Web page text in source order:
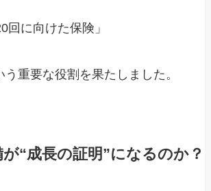
回に向けた保険」
う重要な役割を果たしました。
“成長の証明”になるのか？